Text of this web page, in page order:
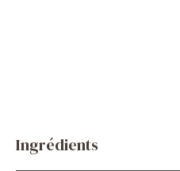
Ingrédients